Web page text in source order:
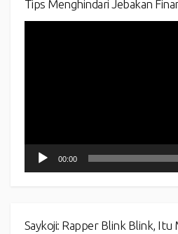
Tips Menghindari Jebakan
00:00
Saykoji: Rapper Blink Blink, Itu